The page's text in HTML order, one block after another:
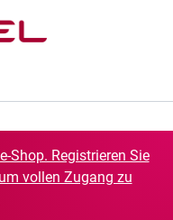
Shop. Registrieren Sie
vollen Zugang zu